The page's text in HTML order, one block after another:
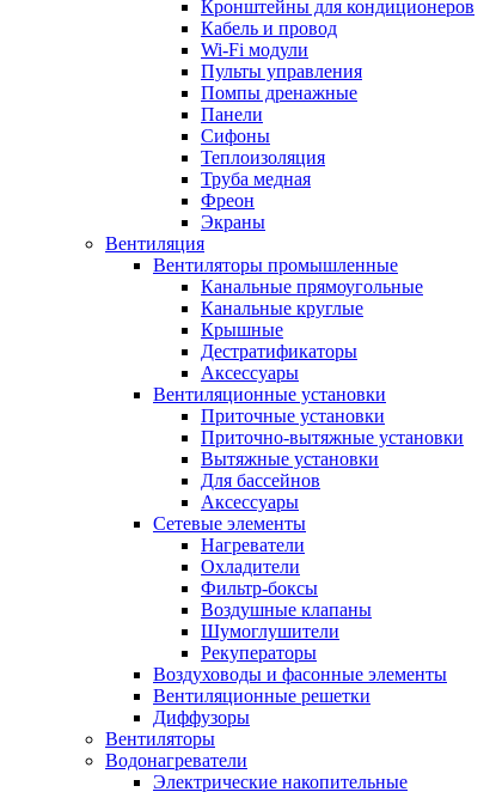
Кронштейны для кондиционеров
Кабель и провод
Wi-Fi модули
Пульты управления
Помпы дренажные
Панели
Сифоны
Теплоизоляция
Труба медная
Фреон
Экраны
Вентиляция
Вентиляторы промышленные
Канальные прямоугольные
Канальные круглые
Крышные
Дестратификаторы
Аксессуары
Вентиляционные установки
Приточные установки
Приточно-вытяжные установки
Вытяжные установки
Для бассейнов
Аксессуары
Сетевые элементы
Нагреватели
Охладители
Фильтр-боксы
Воздушные клапаны
Шумоглушители
Рекуператоры
Воздуховоды и фасонные элементы
Вентиляционные решетки
Диффузоры
Вентиляторы
Водонагреватели
Электрические накопительные